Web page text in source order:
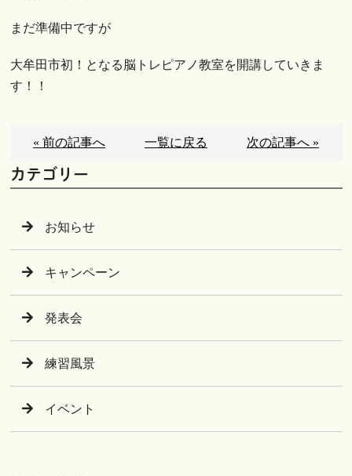
まだ準備中ですが
大牟田市初！となる脳トレピアノ教室を開講していきま
す！！
« 前の記事へ 一覧に戻る 次の記事へ »
カテゴリー
お知らせ
キャンペーン
発表会
練習風景
イベント